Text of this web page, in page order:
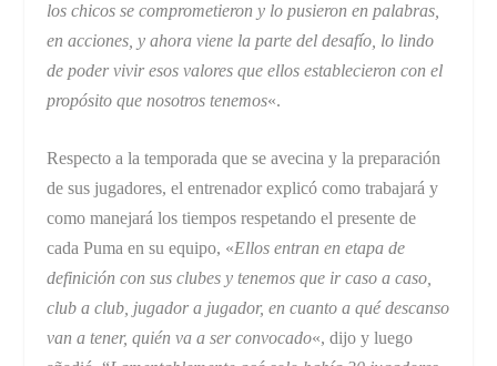
los chicos se comprometieron y lo pusieron en palabras,
en acciones, y ahora viene la parte del desafío, lo lindo
de poder vivir esos valores que ellos establecieron con el
propósito que nosotros tenemos«.
Respecto a la temporada que se avecina y la preparación
de sus jugadores, el entrenador explicó como trabajará y
como manejará los tiempos respetando el presente de
cada Puma en su equipo, «Ellos entran en etapa de
definición con sus clubes y tenemos que ir caso a caso,
club a club, jugador a jugador, en cuanto a qué descanso
van a tener, quién va a ser convocado«, dijo y luego